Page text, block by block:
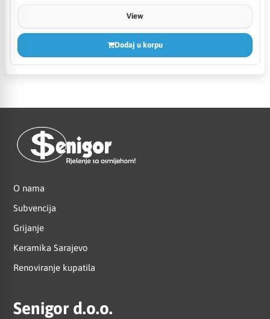
View
Dodaj u korpu
O nama
Subvencija
Grijanje
Keramika Sarajevo
Renoviranje kupatila
Senigor d.o.o.